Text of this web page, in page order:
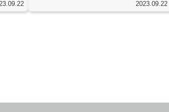
にも、ビ
ていま
せると言われています。乳酸菌は腸内において善玉菌と
して働き、悪玉菌の増殖を抑える効果があります。腸内
2023.09.22